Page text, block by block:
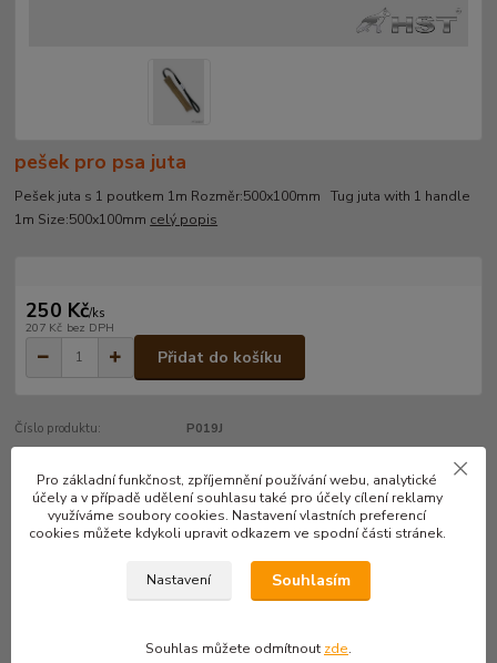
pešek pro psa juta
Pešek juta s 1 poutkem 1m Rozměr:500x100mm Tug juta with 1 handle
1m Size:500x100mm celý popis
250 Kč/ks
207 Kč bez DPH
Přidat do košíku
Číslo produktu: P019J
Kompletní specifikace
Pešek juta s 1 poutkem 1m
Rozměr:500x100mm
Pro základní funkčnost, zpříjemnění používání webu, analytické
účely a v případě udělení souhlasu také pro účely cílení reklamy
využíváme soubory cookies. Nastavení vlastních preferencí
cookies můžete kdykoli upravit odkazem ve spodní části stránek.
Nastavení Souhlasím
Souhlas můžete odmítnout zde.